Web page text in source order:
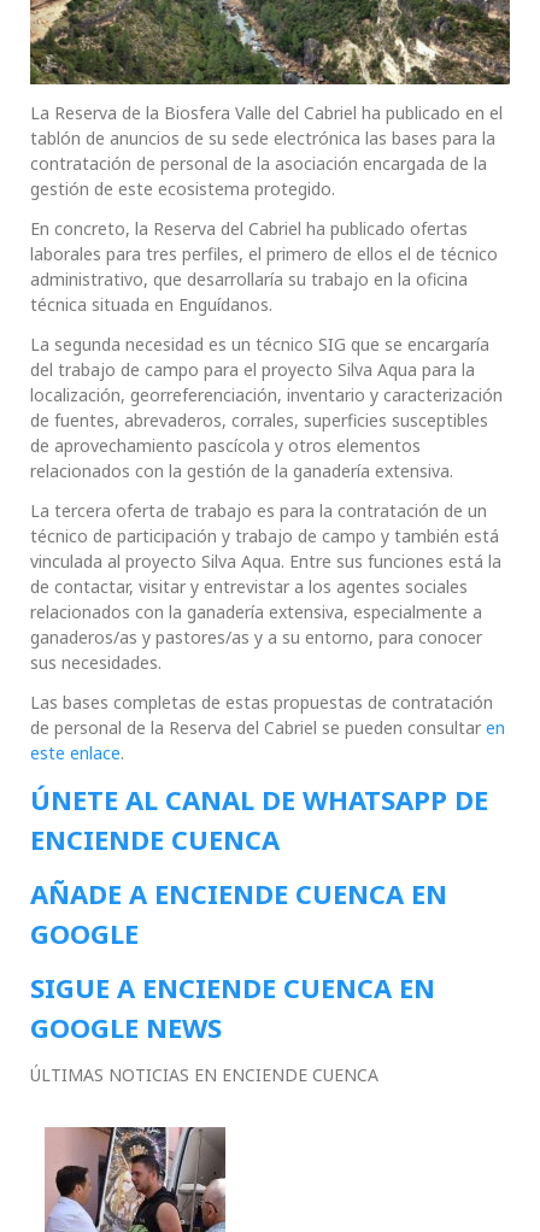
La Reserva de la Biosfera Valle del Cabriel ha publicado en el
tablón de anuncios de su sede electrónica las bases para la
contratación de personal de la asociación encargada de la
gestión de este ecosistema protegido.
En concreto, la Reserva del Cabriel ha publicado ofertas
laborales para tres perfiles, el primero de ellos el de técnico
administrativo, que desarrollaría su trabajo en la oficina
técnica situada en Enguídanos.
La segunda necesidad es un técnico SIG que se encargaría
del trabajo de campo para el proyecto Silva Aqua para la
localización, georreferenciación, inventario y caracterización
de fuentes, abrevaderos, corrales, superficies susceptibles
de aprovechamiento pascícola y otros elementos
relacionados con la gestión de la ganadería extensiva.
La tercera oferta de trabajo es para la contratación de un
técnico de participación y trabajo de campo y también está
vinculada al proyecto Silva Aqua. Entre sus funciones está la
de contactar, visitar y entrevistar a los agentes sociales
relacionados con la ganadería extensiva, especialmente a
ganaderos/as y pastores/as y a su entorno, para conocer
sus necesidades.
Las bases completas de estas propuestas de contratación
de personal de la Reserva del Cabriel se pueden consultar en
este enlace.
ÚNETE AL CANAL DE WHATSAPP DE
ENCIENDE CUENCA
AÑADE A ENCIENDE CUENCA EN
GOOGLE
SIGUE A ENCIENDE CUENCA EN
GOOGLE NEWS
ÚLTIMAS NOTICIAS EN ENCIENDE CUENCA